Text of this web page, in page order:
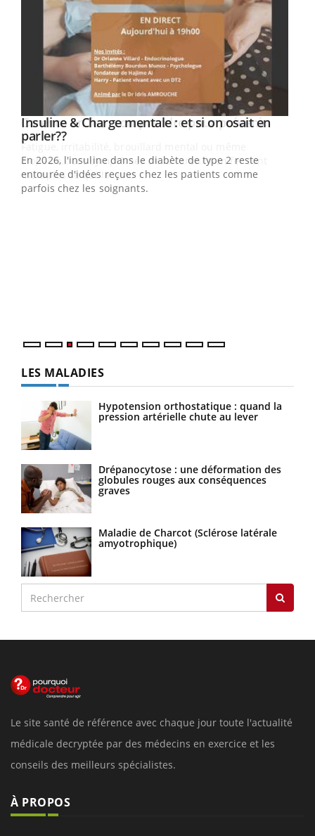
Youtube
Insuline & Charge mentale : et si on osait en
parler??Youtube
En 2026, l'insuline dans le diabète de type 2 reste
entourée d'idées reçues chez les patients comme
parfois chez les soignants.
LES MALADIES
Hypotension orthostatique : quand la
pression artérielle chute au lever
Drépanocytose : une déformation des
globules rouges aux conséquences
graves
Maladie de Charcot (Sclérose latérale
amyotrophique)
Le site santé de référence avec chaque jour toute l'actualité
médicale decryptée par des médecins en exercice et les
conseils des meilleurs spécialistes.
À PROPOS